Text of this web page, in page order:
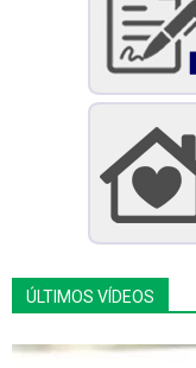
ÚLTIMOS VÍDEOS